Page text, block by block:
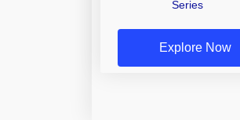
Series
Explore Now